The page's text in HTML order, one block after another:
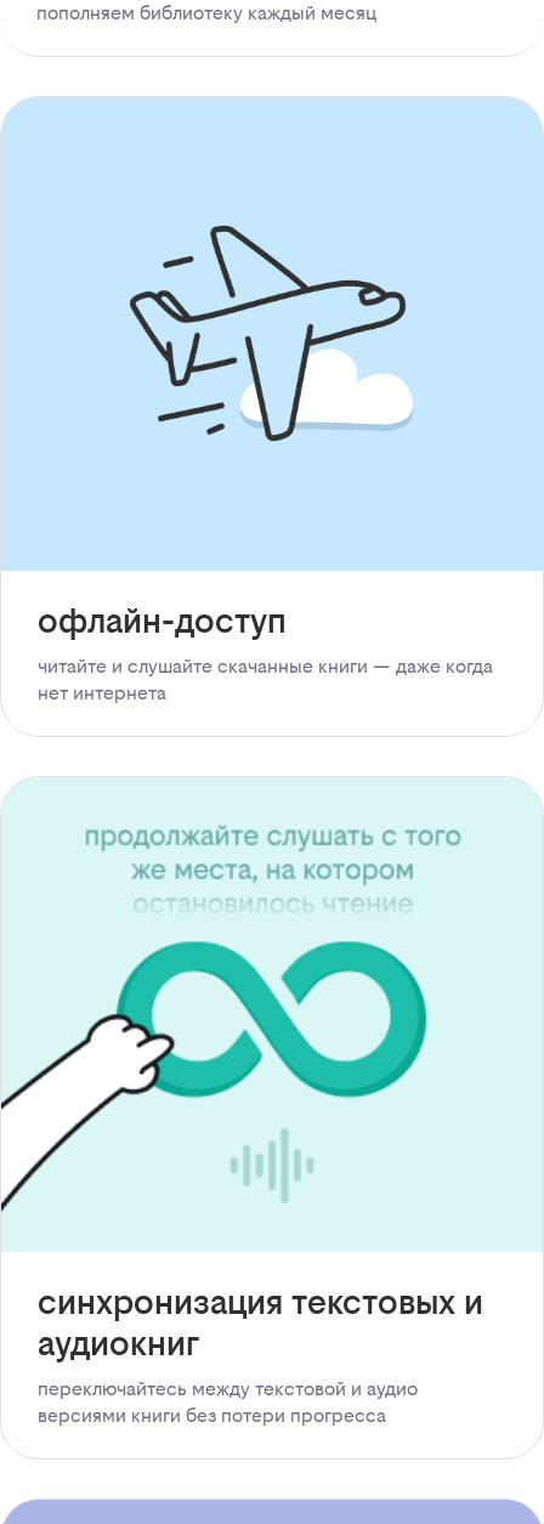
пополняем библиотеку каждый месяц
офлайн-доступ
читайте и слушайте скачанные книги — даже когда
нет интернета
синхронизация текстовых и
аудиокниг
переключайтесь между текстовой и аудио
версиями книги без потери прогресса